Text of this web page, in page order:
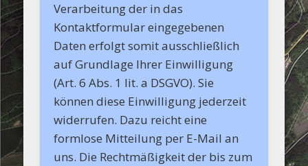
Verarbeitung der in das
Kontaktformular eingegebenen
Daten erfolgt somit ausschließlich
auf Grundlage Ihrer Einwilligung
(Art. 6 Abs. 1 lit. a DSGVO). Sie
können diese Einwilligung jederzeit
widerrufen. Dazu reicht eine
formlose Mitteilung per E-Mail an
uns. Die Rechtmäßigkeit der bis zum